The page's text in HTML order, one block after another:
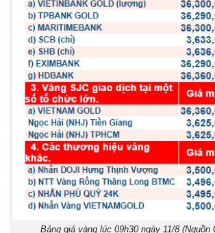
Bảng giá vàng lúc 09h30 ngày 11/8 (Nguồn